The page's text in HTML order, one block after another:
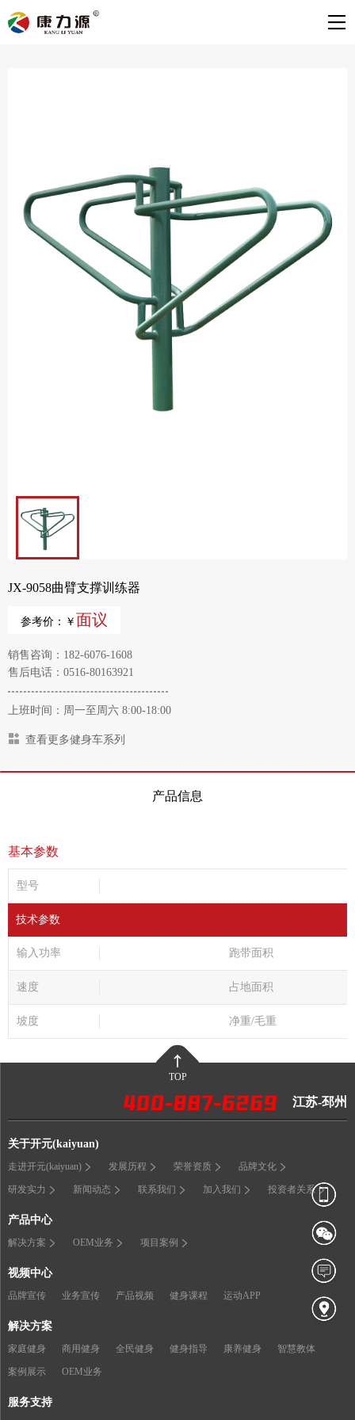
JX-9058曲臂支撑训练器
参考价：￥ 面议
销售咨询：182-6076-1608
售后电话：0516-80163921
上班时间：周一至周六 8:00-18:00
查看更多健身车系列
产品信息
基本参数
型号
技术参数
输入功率 跑带面积
速度 占地面积
坡度 净重/毛重
TOP
江苏-邳州
关于开元(kaiyuan)
走进开元(kaiyuan) 发展历程 荣誉资质 品牌文化
研发实力 新闻动态 联系我们 加入我们 投资者关系
产品中心
解决方案 OEM业务 项目案例
视频中心
品牌宣传 业务宣传 产品视频 健身课程 运动APP
解决方案
家庭健身 商用健身 全民健身 健身指导 康养健身 智慧教体
案例展示 OEM业务
服务支持